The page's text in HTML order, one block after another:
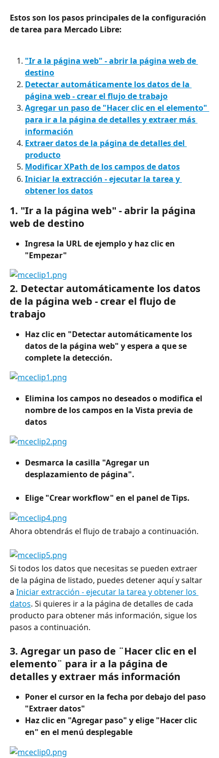
Estos son los pasos principales de la configuración
de tarea para Mercado Libre:
"Ir a la página web" - abrir la página web de
destino
Detectar automáticamente los datos de la
página web - crear el flujo de trabajo
Agregar un paso de "Hacer clic en el elemento"
para ir a la página de detalles y extraer más
información
Extraer datos de la página de detalles del
producto
Modificar XPath de los campos de datos
Iniciar la extracción - ejecutar la tarea y
obtener los datos
1. "Ir a la página web" - abrir la página
web de destino
Ingresa la URL de ejemplo y haz clic en
"Empezar"
2. Detectar automáticamente los datos
de la página web - crear el flujo de
trabajo
Haz clic en "Detectar automáticamente los
datos de la página web" y espera a que se
complete la detección.
Elimina los campos no deseados o modifica el
nombre de los campos en la Vista previa de
datos
Desmarca la casilla "Agregar un
desplazamiento de página".
Elige "Crear workflow" en el panel de Tips.
Ahora obtendrás el flujo de trabajo a continuación.
Si todos los datos que necesitas se pueden extraer
de la página de listado, puedes detener aquí y saltar
a Iniciar extracción - ejecutar la tarea y obtener los
datos. Si quieres ir a la página de detalles de cada
producto para obtener más información, sigue los
pasos a continuación.
3. Agregar un paso de ¨Hacer clic en el
elemento¨ para ir a la página de
detalles y extraer más información
Poner el cursor en la fecha por debajo del paso
"Extraer datos"
Haz clic en "Agregar paso" y elige "Hacer clic
en" en el menú desplegable